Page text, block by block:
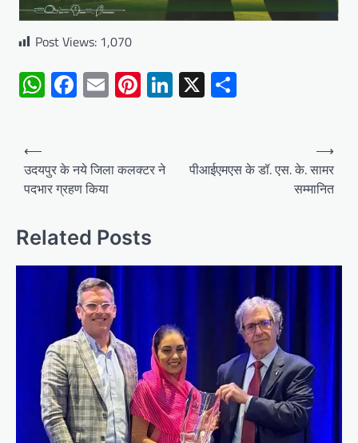
Post Views: 1,070
WhatsApp
Facebook
EmailPinterest
LinkedIn
X
Post
navigation
⟵
उदयपुर के नये जिला कलक्टर ने
पदभार ग्रहण किया
पीआईएमएस के डॉ. एस. के. सामर
सम्मानित
⟶
Related Posts